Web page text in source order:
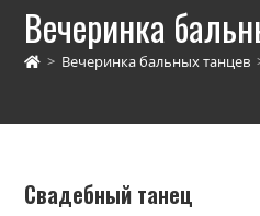
Вечеринка
> Вечеринка бальных танцев
Свадебный танец